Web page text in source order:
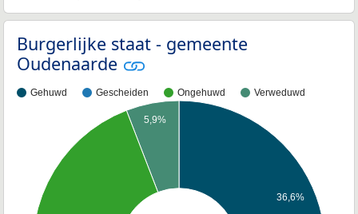
Burgerlijke staat - gemeente
Oudenaarde
Gehuwd Gescheiden Ongehuwd Verweduwd
36,6%
5,9%